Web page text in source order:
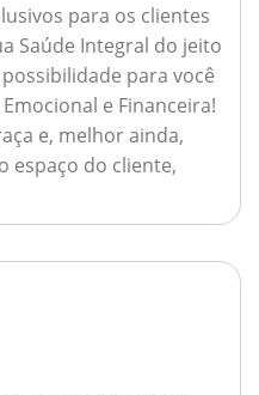
para os clientes
Saúde Integral do jeito
para você
e Financeira!
e, melhor ainda,
espaço do cliente,